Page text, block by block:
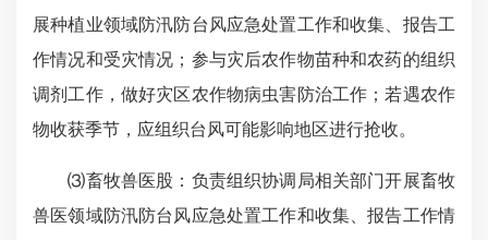
展种植业领域防汛防台风应急处置工作和收集、报告工
作情况和受灾情况；参与灾后农作物苗种和农药的组织
调剂工作，做好灾区农作物病虫害防治工作；若遇农作
物收获季节，应组织台风可能影响地区进行抢收。
⑶畜牧兽医股：负责组织协调局相关部门开展畜牧
兽医领域防汛防台风应急处置工作和收集、报告工作情